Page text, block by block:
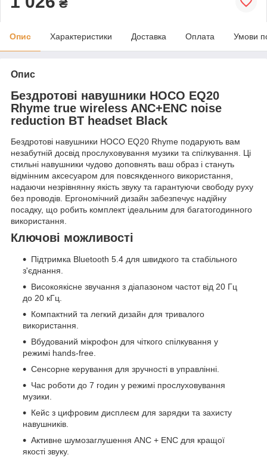
₴
Опис Характеристики Доставка Оплата Умови
Опис
Бездротові навушники HOCO EQ20
Rhyme true wireless ANC+ENC noise
reduction BT headset Black
Бездротові навушники HOCO EQ20 Rhyme подарують вам
незабутній досвід прослуховування музики та спілкування. Ці
стильні навушники чудово доповнять ваш образ і стануть
відмінним аксесуаром для повсякденного використання,
надаючи незрівнянну якість звуку та гарантуючи свободу руху
без проводів. Ергономічний дизайн забезпечує надійну
посадку, що робить комплект ідеальним для багатогодинного
використання.
Ключові можливості
Підтримка Bluetooth 5.4 для швидкого та стабільного
з'єднання.
Високоякісне звучання з діапазоном частот від 20 Гц
до 20 кГц.
Компактний та легкий дизайн для тривалого
використання.
Вбудований мікрофон для чіткого спілкування у
режимі hands-free.
Сенсорне керування для зручності в управлінні.
Час роботи до 7 годин у режимі прослуховування
музики.
Кейс з цифровим дисплеєм для зарядки та захисту
навушників.
Активне шумозаглушення ANC + ENC для кращої
якості звуку.